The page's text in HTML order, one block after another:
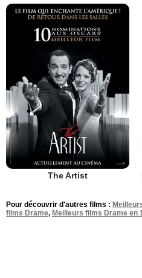
The Artist
Pour découvrir d'autres films :
films Drame, Meilleurs films Drame en